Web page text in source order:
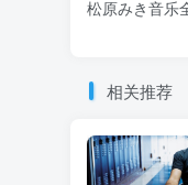
松原みき音乐
相关推荐